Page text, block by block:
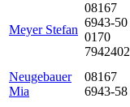
Meyer Stefan
08167
6943-50
0170
7942402
Neugebauer
Mia
08167
6943-58